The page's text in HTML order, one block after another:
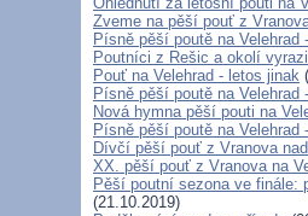
Zveme na pěší pouť z
Písně pěší poutě na
Poutníci z Rešic a okolí
Pouť na Velehrad - letos jinak
Písně pěší poutě na Velehrad
Nová hymna pěší pouti na
Písně pěší poutě na Velehrad
Dívčí pěší pouť z Vranova
XX. pěší pouť z Vranova na
Pěší poutní sezona ve finále:
(21.10.2019)